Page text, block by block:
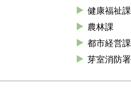
健康福祉課
農林課
都市経営課
芽室消防署